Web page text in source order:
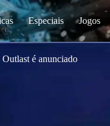
Especiais Jogos
é anunciado